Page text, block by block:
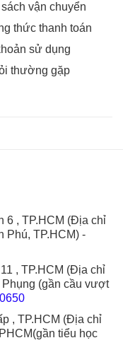
vận chuyển
thức thanh toán
sử dụng
thường gặp
6 , TP.HCM (Địa chỉ
Phú, TP.HCM) -
, TP.HCM (Địa chỉ
(gần cầu vượt
, TP.HCM (Địa chỉ
tiểu học